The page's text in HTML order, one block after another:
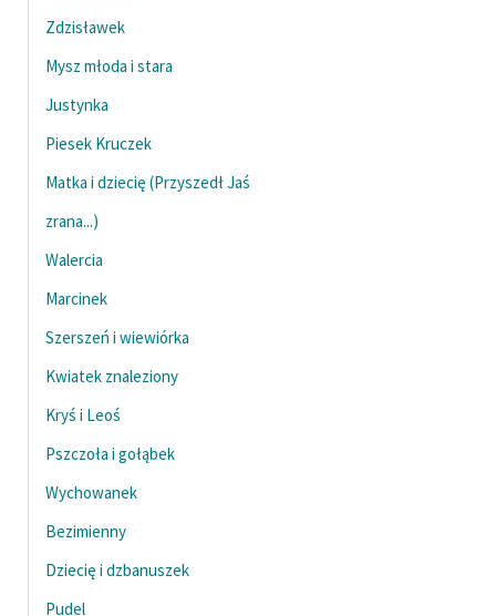
skandynawskiej literatury
feministycznej
Ręce pełne poezji
Kolekcje edukacyjne
twórców przechodzących
lektur szkolnych oraz
Starego Testamentu
Odkurzamy bohaterów
Szkoła Poezji Wolnych
Lektur
O nas
Zespół
Zdzisławek
Mysz młoda i stara
Justynka
Piesek Kruczek
Matka i dziecię (Przyszedł Jaś
zrana...)
Walercia
Marcinek
Szerszeń i wiewiórka
Kwiatek znaleziony
Kryś i Leoś
Pszczoła i gołąbek
Wychowanek
Bezimienny
Dziecię i dzbanuszek
Pudel